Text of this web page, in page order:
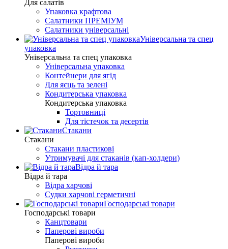
Для салатів
Упаковка крафтова
Салатники ПРЕМІУМ
Салатники універсальні
Універсальна та спец
упаковка
Універсальна та спец упаковка
Універсальна упаковка
Контейнери для ягід
Для яєць та зелені
Кондитерська упаковка
Кондитерська упаковка
Тортовниці
Для тістечок та десертів
Стакани
Стакани
Стакани пластикові
Утримувачі для стаканів (кап-холдери)
Відра й тара
Відра й тара
Відра харчові
Судки харчові герметичні
Господарські товари
Господарські товари
Канцтовари
Паперові вироби
Паперові вироби